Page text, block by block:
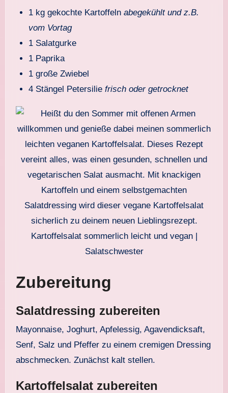
1 kg gekochte Kartoffelnabegekühlt und z.B.
vom Vortag
1 Salatgurke
1 Paprika
1 große Zwiebel
4 Stängel Petersiliefrisch oder getrocknet
Kartoffelsalat sommerlich leicht und vegan |
Salatschwester
Zubereitung
Salatdressing zubereiten
Mayonnaise, Joghurt, Apfelessig, Agavendicksaft,
Senf, Salz und Pfeffer zu einem cremigen Dressing
abschmecken. Zunächst kalt stellen.
Kartoffelsalat zubereiten